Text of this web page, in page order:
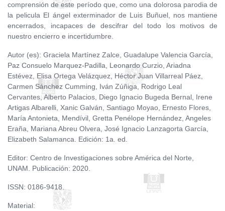
comprensión de este período que, como una dolorosa parodia de
la pelicula El ángel exterminador de Luis Buñuel, nos mantiene
encerrados, incapaces de descifrar del todo los motivos de
nuestro encierro e incertidumbre.
Autor (es): Graciela Martínez Zalce, Guadalupe Valencia García,
Paz Consuelo Marquez-Padilla, Leonardo Curzio, Ariadna
Estévez, Elisa Ortega Velázquez, Héctor Juan Villarreal Páez,
Carmen Sánchez Cumming, Iván Zúñiga, Rodrigo Leal
Cervantes, Alberto Palacios, Diego Ignacio Bugeda Bernal, Irene
Artigas Albarelli, Xanic Galván, Santiago Moyao, Ernesto Flores,
María Antonieta, Mendívil, Gretta Penélope Hernández, Angeles
Eraña, Mariana Abreu Olvera, José Ignacio Lanzagorta García,
Elizabeth Salamanca. Edición: 1a. ed.
Editor: Centro de Investigaciones sobre América del Norte,
UNAM. Publicación: 2020.
ISSN: 0186-9418.
Material: